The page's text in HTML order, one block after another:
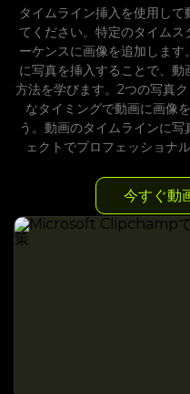
タイムライン挿入を使用し
てください。特定のタイム
ーケンスに画像を追加しま
に写真を挿入することで、
方法を学びます。2つの写真
なタイミングで動画に画像
う。動画のタイムラインに
ェクトでプロフェッショナ
今すぐ動